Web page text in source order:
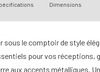
Dimensions
sous le comptoir de style
pour vos réceptions,
aux accents métalliques. Un